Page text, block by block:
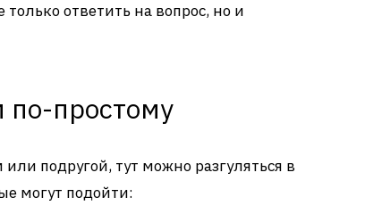
ответить на вопрос, но и
по-простому
подругой, тут можно разгуляться в
могут подойти: